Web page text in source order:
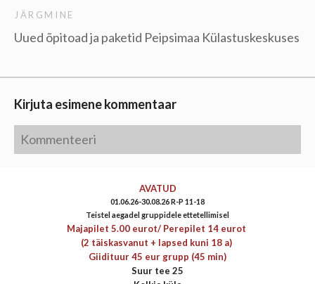
JÄRGMINE
Uued õpitoad ja paketid Peipsimaa Külastuskeskuses
Kirjuta esimene kommentaar
AVATUD
01.06.26-30.08.26 R-P 11-18
Teistel aegadel gruppidele ettetellimisel
Majapilet 5.00 eurot/ Perepilet 14 eurot
(2 täiskasvanut + lapsed kuni 18 a)
Giidituur 45 eur grupp (45 min)
Suur tee 25